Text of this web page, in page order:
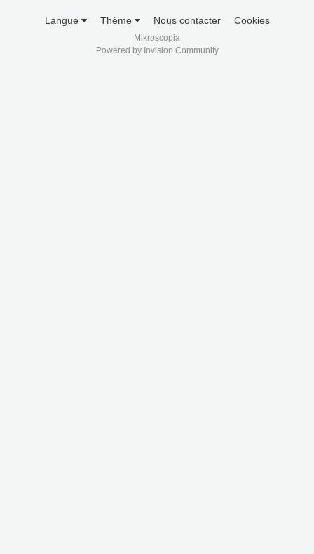
Langue Thème Nous contacter Cookies
Mikroscopia
Powered by Invision Community